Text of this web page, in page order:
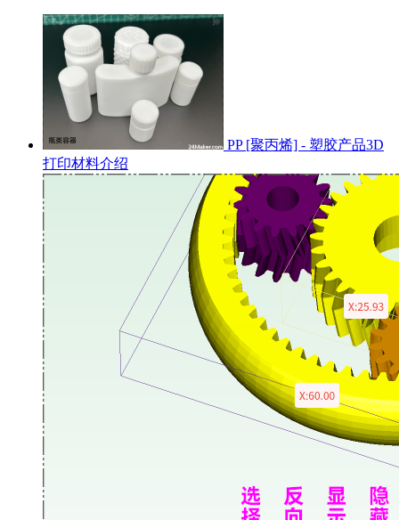
PP [聚丙烯] - 塑胶产品3D
打印材料介绍